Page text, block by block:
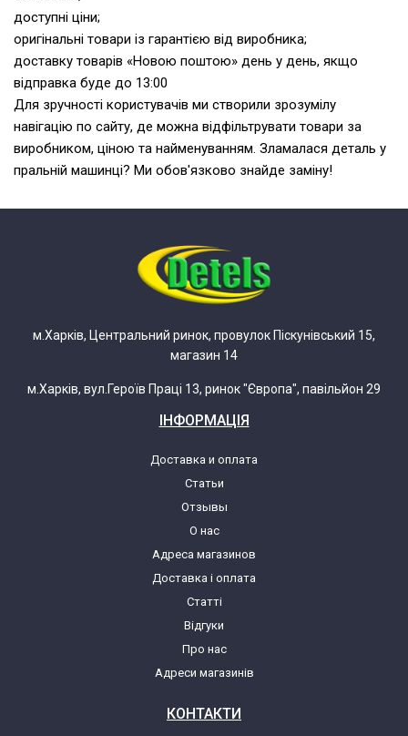
доступні ціни;
оригінальні товари із гарантією від виробника;
доставку товарів «Новою поштою» день у день, якщо
відправка буде до 13:00
Для зручності користувачів ми створили зрозумілу
навігацію по сайту, де можна відфільтрувати товари за
виробником, ціною та найменуванням. Зламалася деталь у
пральній машинці? Ми обов'язково знайде заміну!
м.Харків, Центральний ринок, провулок Піскунівський 15,
магазин 14
м.Харків, вул.Героїв Праці 13, ринок "Європа", павільйон 29
ІНФОРМАЦІЯ
Доставка и оплата
Статьи
Отзывы
О нас
Адреса магазинов
Доставка і оплата
Статті
Відгуки
Про нас
Адреси магазинів
КОНТАКТИ